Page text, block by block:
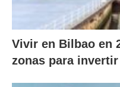
Vivir en Bilbao en
zonas para